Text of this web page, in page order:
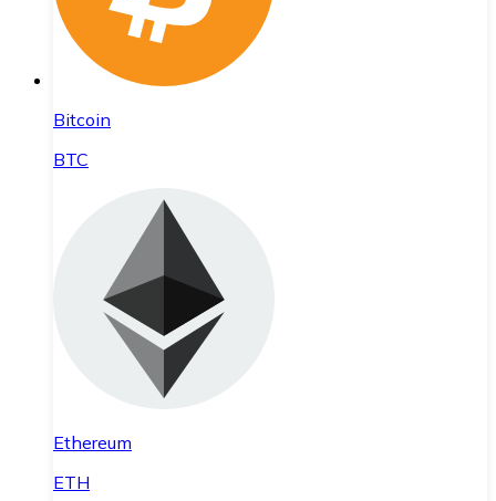
Bitcoin
BTC
Ethereum
ETH